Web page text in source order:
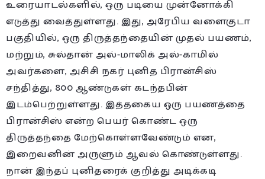
உரையாடல்களில், ஒரு படியை முன்னோக்கி
எடுத்து வைத்துள்ளது. இது, அரேபிய வளைகுடா
பகுதியில், ஒரு திருத்தந்தையின் முதல் பயணம்,
மற்றும், சுல்தான் அல்-மாலிக் அல்-காமில்
அவர்களை, அசிசி நகர் புனித பிரான்சிஸ்
சந்தித்து, 800 ஆண்டுகள் கடந்தபின்
இடம்பெற்றுள்ளது. இத்தகைய ஒரு பயணத்தை
பிரான்சிஸ் என்ற பெயர் கொண்ட ஒரு
திருத்தந்தை மேற்கொள்ளவேண்டும் என,
இறைவனின் அருளும் ஆவல் கொண்டுள்ளது.
நான் இந்தப் புனிதரைக் குறித்து அடிக்கடி